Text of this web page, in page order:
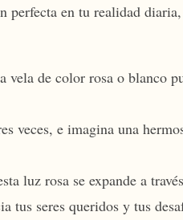
en tu realidad
vela de color rosa o blanco
veces, e imagina una
luz rosa se expande a
tus seres queridos y tus